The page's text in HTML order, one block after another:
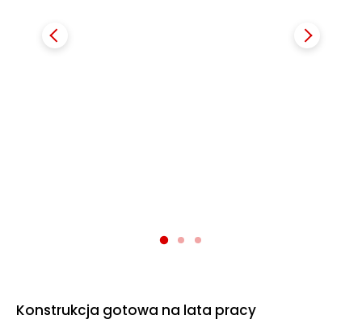
Konstrukcja gotowa na lata pracy